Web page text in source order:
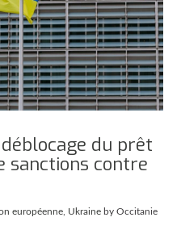
du prêt
sanctions contre
européenne Ukraine by Occitanie